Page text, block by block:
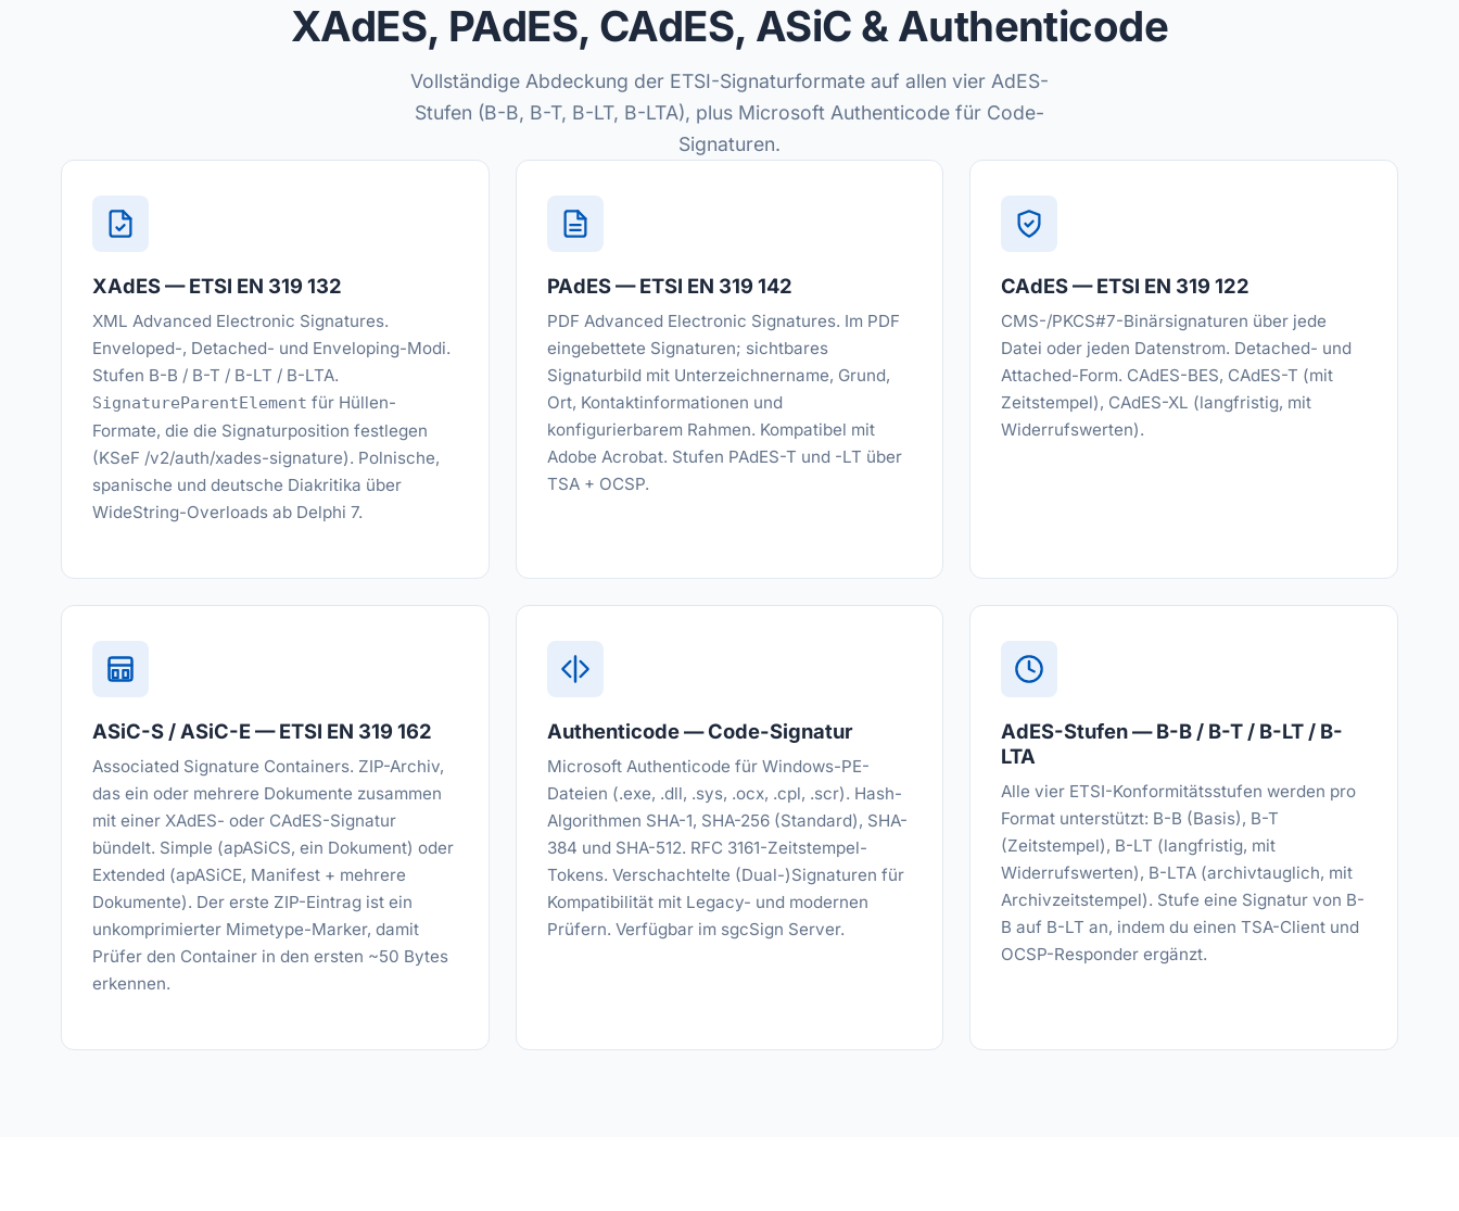
XAdES, PAdES, CAdES, ASiC & Authenticode
Vollständige Abdeckung der ETSI-Signaturformate auf allen vier AdES-
Stufen (B-B, B-T, B-LT, B-LTA), plus Microsoft Authenticode für Code-
Signaturen.
XAdES — ETSI EN 319 132
XML Advanced Electronic Signatures.
Enveloped-, Detached- und Enveloping-Modi.
Stufen B-B / B-T / B-LT / B-LTA.
SignatureParentElement für Hüllen-
Formate, die die Signaturposition festlegen
(KSeF /v2/auth/xades-signature). Polnische,
spanische und deutsche Diakritika über
WideString-Overloads ab Delphi 7.
PAdES — ETSI EN 319 142
PDF Advanced Electronic Signatures. Im PDF
eingebettete Signaturen; sichtbares
Signaturbild mit Unterzeichnername, Grund,
Ort, Kontaktinformationen und
konfigurierbarem Rahmen. Kompatibel mit
Adobe Acrobat. Stufen PAdES-T und -LT über
TSA + OCSP.
CAdES — ETSI EN 319 122
CMS-/PKCS#7-Binärsignaturen über jede
Datei oder jeden Datenstrom. Detached- und
Attached-Form. CAdES-BES, CAdES-T (mit
Zeitstempel), CAdES-XL (langfristig, mit
Widerrufswerten).
ASiC-S / ASiC-E — ETSI EN 319 162
Associated Signature Containers. ZIP-Archiv,
das ein oder mehrere Dokumente zusammen
mit einer XAdES- oder CAdES-Signatur
bündelt. Simple (apASiCS, ein Dokument) oder
Extended (apASiCE, Manifest + mehrere
Dokumente). Der erste ZIP-Eintrag ist ein
unkomprimierter Mimetype-Marker, damit
Prüfer den Container in den ersten ~50 Bytes
erkennen.
Authenticode — Code-Signatur
Microsoft Authenticode für Windows-PE-
Dateien (.exe, .dll, .sys, .ocx, .cpl, .scr). Hash-
Algorithmen SHA-1, SHA-256 (Standard), SHA-
384 und SHA-512. RFC 3161-Zeitstempel-
Tokens. Verschachtelte (Dual-)Signaturen für
Kompatibilität mit Legacy- und modernen
Prüfern. Verfügbar im sgcSign Server.
AdES-Stufen — B-B / B-T / B-LT / B-
LTA
Alle vier ETSI-Konformitätsstufen werden pro
Format unterstützt: B-B (Basis), B-T
(Zeitstempel), B-LT (langfristig, mit
Widerrufswerten), B-LTA (archivtauglich, mit
Archivzeitstempel). Stufe eine Signatur von B-
B auf B-LT an, indem du einen TSA-Client und
OCSP-Responder ergänzt.